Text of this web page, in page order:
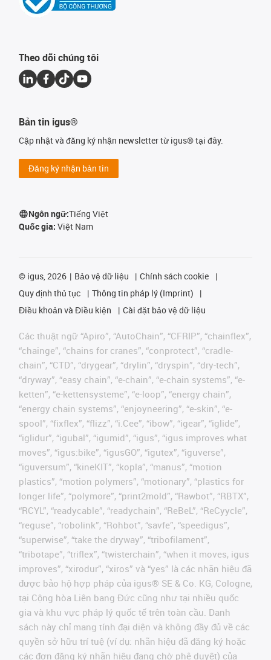
Theo dõi chúng tôi
Bản tin igus®
Cập nhật và đăng ký nhận newsletter từ igus® tại đây.
Đăng ký nhận bản tin
Ngôn ngữ:Tiếng Việt
Quốc gia: Việt Nam
© igus, 2026 Bảo vệ dữ liệu
Chính sách cookie
Quy định thủ tục
Thông tin pháp lý (Imprint)
Điều khoản và Điều kiện
Cài đặt bảo vệ dữ liệu
Các thuật ngữ “Apiro”, “AutoChain”, “CFRIP”, “chainflex”,
“chainge”, “chains for cranes”, “conprotect”, “cradle-
chain”, “CTD”, “drygear”, “drylin”, “dryspin”, “dry-tech”,
“dryway”, “easy chain”, “e-chain”, “e-chain systems”, “e-
ketten”, “e-kettensysteme”, “e-loop”, “energy chain”,
“energy chain systems”, “enjoyneering”, “e-skin”, “e-
spool”, “fixflex”, “flizz”, “i.Cee”, “ibow”, “igear”, “iglide”,
“iglidur”, “igubal”, “igumid”, “igus”, “igus improves what
moves”, “igus:bike”, “igusGO”, “igutex”, “iguverse”,
“iguversum”, “kineKIT”, “kopla”, “manus”, “motion
plastics”, “motion polymers”, “motionary”, “plastics for
longer life”, “polymore”, “print2mold”, “Rawbot”, “RBTX”,
“RCYL”, “readycable”, “readychain”, “ReBeL”, “ReCyycle”,
“reguse”, “robolink”, “Rohbot”, “savfe”, “speedigus”,
“superwise”, “take the dryway”, “tribofilament”,
“tribotape”, “triflex”, “twisterchain”, “when it moves, igus
improves”, “xirodur”, “xiros” và “yes” là các nhãn hiệu đã
được bảo hộ hợp pháp của igus® SE & Co. KG, Cologne,
tại Cộng hòa Liên bang Đức cũng như tại nhiều quốc
gia và khu vực pháp lý quốc tế trên toàn cầu. Danh
sách này chỉ mang tính đại diện và không đầy đủ về các
quyền sở hữu trí tuệ (ví dụ: nhãn hiệu đã đăng ký hoặc
các đơn đăng ký nhãn hiệu đang chờ phê duyệt) của